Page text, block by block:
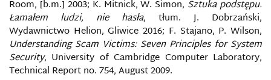
Room, [b.m.] 2003; K. Mitnick, W. Simon, Sztuka podstępu.
Łamałem ludzi, nie hasła, tłum. J. Dobrzański,
Wydawnictwo Helion, Gliwice 2016; F. Stajano, P. Wilson,
Understanding Scam Victims: Seven Principles for System
Security, University of Cambridge Computer Laboratory,
Technical Report no. 754, August 2009.
INFORMACYJNY OMBUDSMAN
INFOSFERA
INFRASTRUKTURA INFORMACYJNA